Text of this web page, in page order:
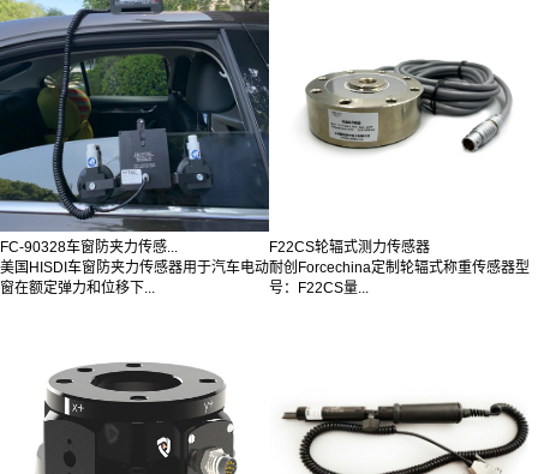
FC-90328车窗防夹力传感...
美国HISDI车窗防夹力传感器用于汽车电动
窗在额定弹力和位移下...
F22CS轮辐式测力传感器
耐创Forcechina定制轮辐式称重传感器型
号：F22CS量...